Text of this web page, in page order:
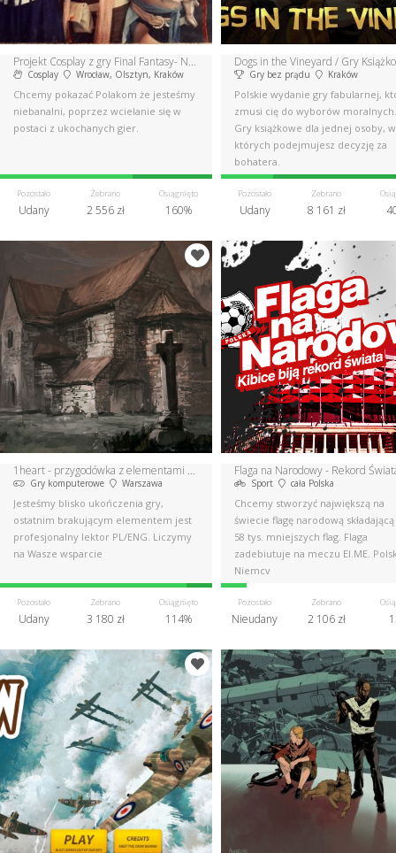
Projekt Cosplay z gry Final Fantasy- Nephilim Cosplay
Cosplay Wrocław, Olsztyn, Kraków
Chcemy pokazać Polakom że jesteśmy
niebanalni, poprzez wcielanie się w
postaci z ukochanych gier.
Pozostało
Udany
Zebrano
2 556 zł
Osiągnięto
160%
Dogs in the Vineyard / Gry
Gry bez prądu Kraków
Polskie wydanie gry fabularnej,
zmusi cię do wyborów
Gry książkowe dla jednej osoby, w
których podejmujesz decyzję za
bohatera.
Pozostało
Udany
Zebrano
8 161 zł
1heart - przygodówka z elementami grozy
Gry komputerowe Warszawa
Jesteśmy blisko ukończenia gry,
ostatnim brakującym elementem jest
profesjonalny lektor PL/ENG. Liczymy
na Wasze wsparcie
Pozostało
Udany
Zebrano
3 180 zł
Osiągnięto
114%
Flaga na Narodowy - Rekord
Sport cała Polska
Chcemy stworzyć największą na
świecie flagę narodową składającą
58 tys. mniejszych flag. Flaga
zadebiutuje na meczu El.ME.
Niemcy
Pozostało
Nieudany
Zebrano
2 106 zł